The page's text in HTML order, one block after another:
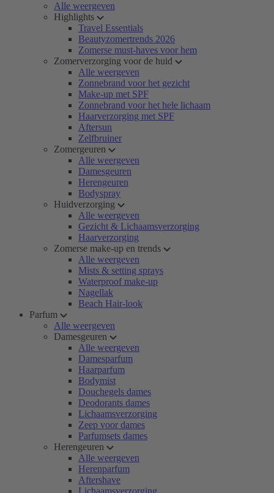
Alle weergeven
Highlights
Travel Essentials
Beautyzomertrends 2026
Zomerse must-haves voor hem
Zomerverzorging voor de huid
Alle weergeven
Zonnebrand voor het gezicht
Make-up met SPF
Zonnebrand voor het hele lichaam
Haarverzorging met SPF
Aftersun
Zelfbruiner
Zomergeuren
Alle weergeven
Damesgeuren
Herengeuren
Bodyspray
Huidverzorging
Alle weergeven
Gezicht & Lichaamsverzorging
Haarverzorging
Zomerse make-up en trends
Alle weergeven
Mists & setting sprays
Waterproof make-up
Nagellak
Beach Hair-look
Parfum
Alle weergeven
Damesgeuren
Alle weergeven
Damesparfum
Haarparfum
Bodymist
Douchegels dames
Deodorants dames
Lichaamsverzorging
Zeep voor dames
Parfumsets dames
Herengeuren
Alle weergeven
Herenparfum
Aftershave
Lichaamsverzorging